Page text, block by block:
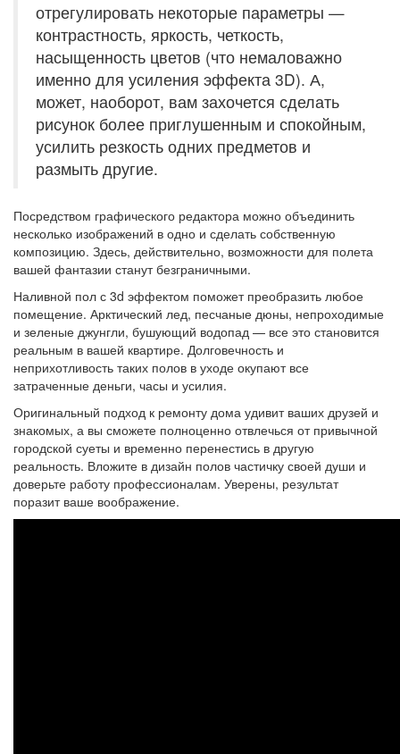
отрегулировать некоторые параметры —
контрастность, яркость, четкость,
насыщенность цветов (что немаловажно
именно для усиления эффекта 3D). А,
может, наоборот, вам захочется сделать
рисунок более приглушенным и спокойным,
усилить резкость одних предметов и
размыть другие.
Посредством графического редактора можно объединить
несколько изображений в одно и сделать собственную
композицию. Здесь, действительно, возможности для полета
вашей фантазии станут безграничными.
Наливной пол с 3d эффектом поможет преобразить любое
помещение. Арктический лед, песчаные дюны, непроходимые
и зеленые джунгли, бушующий водопад — все это становится
реальным в вашей квартире. Долговечность и
неприхотливость таких полов в уходе окупают все
затраченные деньги, часы и усилия.
Оригинальный подход к ремонту дома удивит ваших друзей и
знакомых, а вы сможете полноценно отвлечься от привычной
городской суеты и временно перенестись в другую
реальность. Вложите в дизайн полов частичку своей души и
доверьте работу профессионалам. Уверены, результат
поразит ваше воображение.